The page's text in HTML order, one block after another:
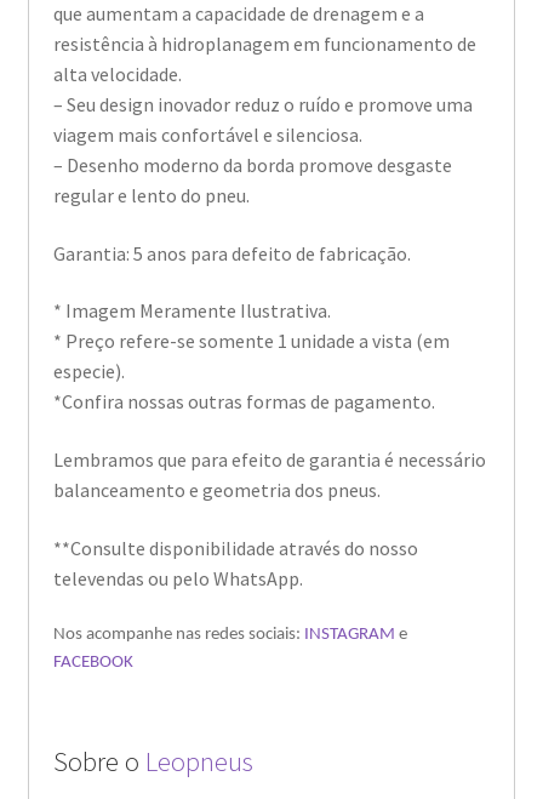
que aumentam a capacidade de drenagem e a
resistência à hidroplanagem em funcionamento de
alta velocidade.
– Seu design inovador reduz o ruído e promove uma
viagem mais confortável e silenciosa.
– Desenho moderno da borda promove desgaste
regular e lento do pneu.
Garantia: 5 anos para defeito de fabricação.
* Imagem Meramente Ilustrativa.
* Preço refere-se somente 1 unidade a vista (em
especie).
*Confira nossas outras formas de pagamento.
Lembramos que para efeito de garantia é necessário
balanceamento e geometria dos pneus.
**Consulte disponibilidade através do nosso
televendas ou pelo WhatsApp.
Nos acompanhe nas redes sociais: INSTAGRAM e
FACEBOOK
Sobre o Leopneus